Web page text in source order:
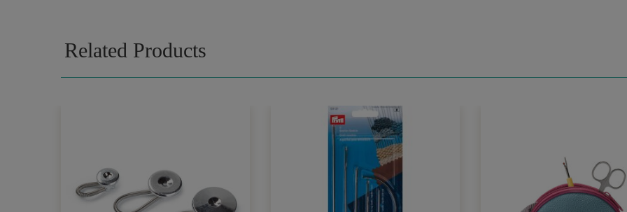
Related Products